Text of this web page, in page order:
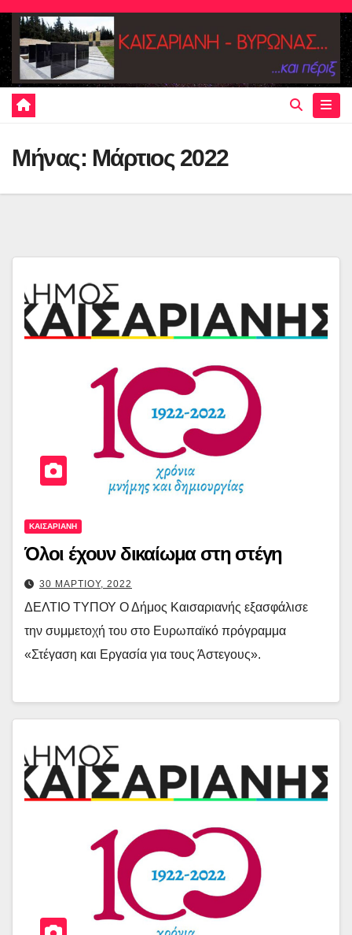
Skip
content
Μήνας: Μάρτιος 2022
ΚΑΙΣΑΡΙΑΝΗ
Όλοι έχουν δικαίωμα στη στέγη
30 ΜΑΡΤΙΟΥ, 2022
ΔΕΛΤΙΟ ΤΥΠΟΥ Ο Δήμος Καισαριανής εξασφάλισε
την συμμετοχή του στο Ευρωπαϊκό πρόγραμμα
«Στέγαση και Εργασία για τους Άστεγους».